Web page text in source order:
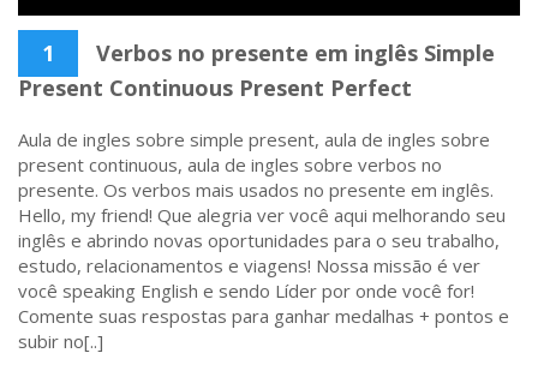
1
Verbos no presente em inglês Simple
Present Continuous Present Perfect
Aula de ingles sobre simple present, aula de ingles sobre
present continuous, aula de ingles sobre verbos no
presente. Os verbos mais usados no presente em inglês.
Hello, my friend! Que alegria ver você aqui melhorando seu
inglês e abrindo novas oportunidades para o seu trabalho,
estudo, relacionamentos e viagens! Nossa missão é ver
você speaking English e sendo Líder por onde você for!
Comente suas respostas para ganhar medalhas + pontos e
subir no[..]